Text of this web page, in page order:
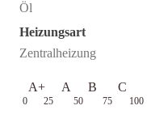
Öl
Heizungsart
Zentralheizung
A+ A B C
0 25 50 75 100